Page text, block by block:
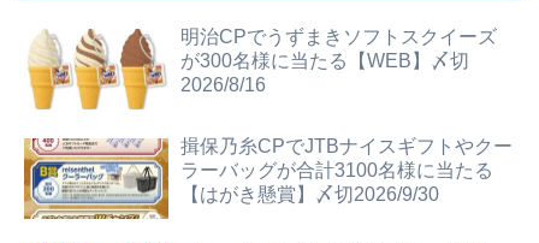
明治CPでうずまきソフトスクイーズ
が300名様に当たる【WEB】〆切
2026/8/16
揖保乃糸CPでJTBナイスギフトやクー
ラーバッグが合計3100名様に当たる
【はがき懸賞】〆切2026/9/30